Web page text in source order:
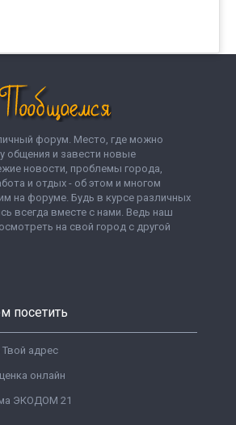
форум. Место, где можно
общения и завести новые
новости, проблемы города,
и отдых - об этом и многом
на форуме. Будь в курсе различных
всегда вместе с нами. Ведь наш
на свой город с другой
посетить
адрес
онлайн
ЭКОДОМ 21